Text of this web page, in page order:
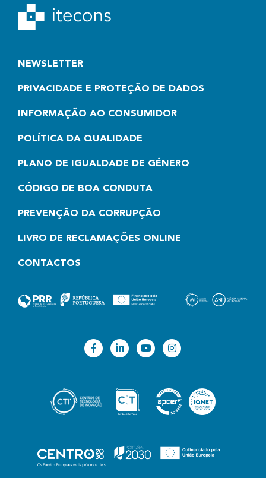
NEWSLETTER
PRIVACIDADE E PROTEÇÃO DE DADOS
INFORMAÇÃO AO CONSUMIDOR
POLÍTICA DA QUALIDADE
PLANO DE IGUALDADE DE GÉNERO
CÓDIGO DE BOA CONDUTA
PREVENÇÃO DA CORRUPÇÃO
LIVRO DE RECLAMAÇÕES ONLINE
CONTACTOS